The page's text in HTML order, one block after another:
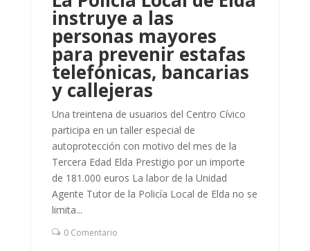
instruye a las
personas mayores
para prevenir estafas
telefónicas, bancarias
y callejeras
Una treintena de usuarios del Centro Cívico
participa en un taller especial de
autoprotección con motivo del mes de la
Tercera Edad Elda Prestigio por un importe
de 181.000 euros La labor de la Unidad
Agente Tutor de la Policía Local de Elda no se
limita...
0 Comentario